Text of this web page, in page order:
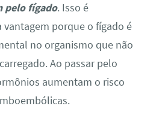
pelo fígado. Isso é
porque o fígado é
no organismo que não
Ao passar pelo
aumentam o risco